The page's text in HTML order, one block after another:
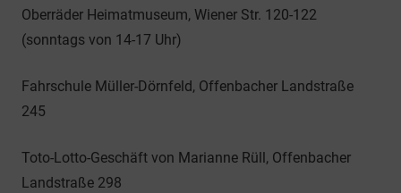
Oberräder Heimatmuseum, Wiener Str. 120-122
(sonntags von 14-17 Uhr)
Fahrschule Müller-Dörnfeld, Offenbacher Landstraße
245
Toto-Lotto-Geschäft von Marianne Rüll, Offenbacher
Landstraße 298